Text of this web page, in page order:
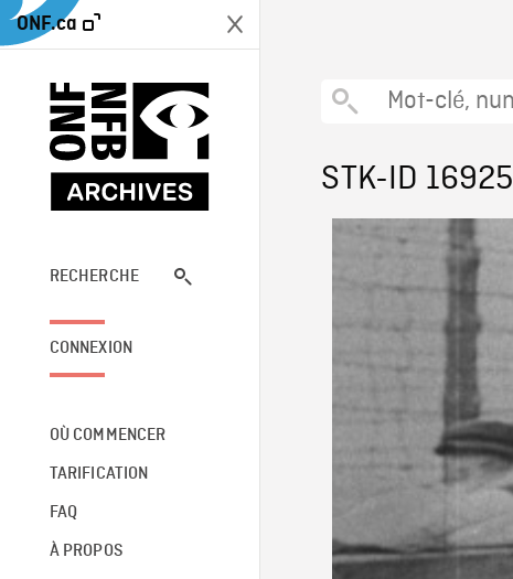
ONF.ca
RECHERCHE
CONNEXION
OÙ COMMENCER
TARIFICATION
FAQ
À PROPOS
STK-ID 16925